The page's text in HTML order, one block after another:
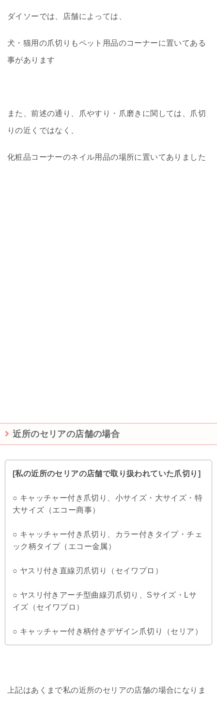
ダイソーでは、店舗によっては、
犬・猫用の爪切りもペット用品のコーナーに置いてある
事があります
また、前述の通り、爪やすり・爪磨きに関しては、爪切
りの近くではなく、
化粧品コーナーのネイル用品の場所に置いてありました
近所のセリアの店舗の場合
[私の近所のセリアの店舗で取り扱われていた爪切り]
○ キャッチャー付き爪切り、小サイズ・大サイズ・特
大サイズ（エコー商事）
○ キャッチャー付き爪切り、カラー付きタイプ・チェ
ック柄タイプ（エコー金属）
○ ヤスリ付き直線刃爪切り（セイワプロ）
○ ヤスリ付きアーチ型曲線刃爪切り、Sサイズ・Lサ
イズ（セイワプロ）
○ キャッチャー付き柄付きデザイン爪切り（セリア）
上記はあくまで私の近所のセリアの店舗の場合になりま